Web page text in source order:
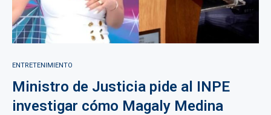
ENTRETENIMIENTO
Ministro de Justicia pide al INPE
investigar cómo Magaly Medina